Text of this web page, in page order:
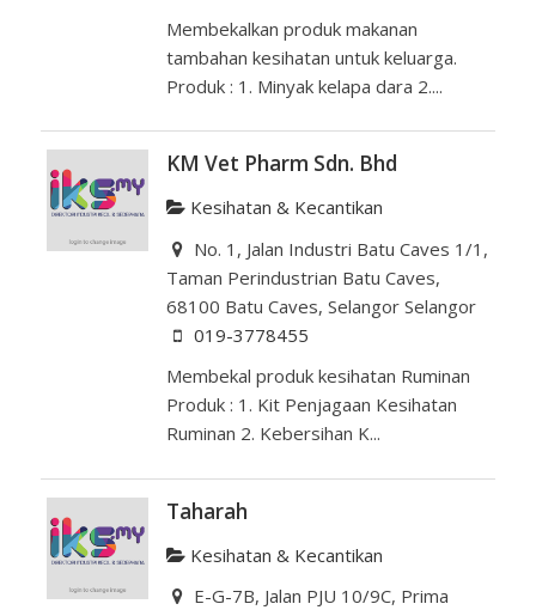
Membekalkan produk makanan
tambahan kesihatan untuk keluarga.
Produk : 1. Minyak kelapa dara 2....
KM Vet Pharm Sdn. Bhd
Kesihatan & Kecantikan
No. 1, Jalan Industri Batu Caves 1/1,
Taman Perindustrian Batu Caves,
68100 Batu Caves, Selangor Selangor
019-3778455
Membekal produk kesihatan Ruminan
Produk : 1. Kit Penjagaan Kesihatan
Ruminan 2. Kebersihan K...
Taharah
Kesihatan & Kecantikan
E-G-7B, Jalan PJU 10/9C, Prima